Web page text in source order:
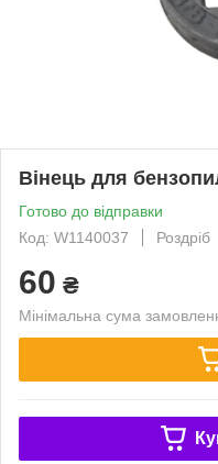
Вінець для
Готово до відправки
Код: W1140037
Роздріб
60 ₴
Мінімальна сума